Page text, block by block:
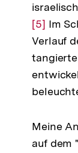
Zur
der
Fußnote
[5] Im
Verlauf
Meine
auf dem